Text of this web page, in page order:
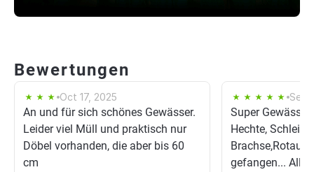
Bewertungen
Oct 17, 2025
An und für sich schönes Gewässer.
Leider viel Müll und praktisch nur
Döbel vorhanden, die aber bis 60
cm
Sep
Super
Hechte,
gefangen...